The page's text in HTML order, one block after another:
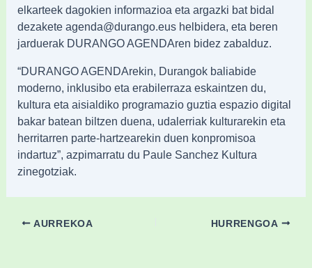
elkarteek dagokien informazioa eta argazki bat bidal
dezakete agenda@durango.eus helbidera, eta beren
jarduerak DURANGO AGENDAren bidez zabalduz.
“DURANGO AGENDArekin, Durangok baliabide
moderno, inklusibo eta erabilerraza eskaintzen du,
kultura eta aisialdiko programazio guztia espazio digital
bakar batean biltzen duena, udalerriak kulturarekin eta
herritarren parte-hartzearekin duen konpromisoa
indartuz”, azpimarratu du Paule Sanchez Kultura
zinegotziak.
AURREKOA HURRENGOA